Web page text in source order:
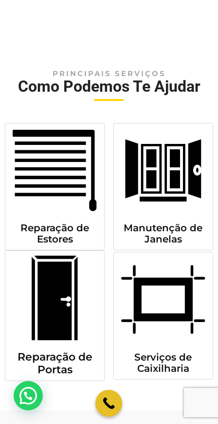
PRINCIPAIS SERVIÇOS
Como Podemos Te Ajudar
Reparação de
Estores
Manutenção de
Janelas
Reparação de
Portas
Serviços de
Caixilharia
💬 Como podemos ajudar?